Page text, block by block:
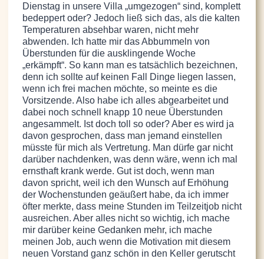
Dienstag in unsere Villa „umgezogen“ sind, komplett
bedeppert oder? Jedoch ließ sich das, als die kalten
Temperaturen absehbar waren, nicht mehr
abwenden. Ich hatte mir das Abbummeln von
Überstunden für die ausklingende Woche
„erkämpft“. So kann man es tatsächlich bezeichnen,
denn ich sollte auf keinen Fall Dinge liegen lassen,
wenn ich frei machen möchte, so meinte es die
Vorsitzende. Also habe ich alles abgearbeitet und
dabei noch schnell knapp 10 neue Überstunden
angesammelt. Ist doch toll so oder? Aber es wird ja
davon gesprochen, dass man jemand einstellen
müsste für mich als Vertretung. Man dürfe gar nicht
darüber nachdenken, was denn wäre, wenn ich mal
ernsthaft krank werde. Gut ist doch, wenn man
davon spricht, weil ich den Wunsch auf Erhöhung
der Wochenstunden geäußert habe, da ich immer
öfter merkte, dass meine Stunden im Teilzeitjob nicht
ausreichen. Aber alles nicht so wichtig, ich mache
mir darüber keine Gedanken mehr, ich mache
meinen Job, auch wenn die Motivation mit diesem
neuen Vorstand ganz schön in den Keller gerutscht